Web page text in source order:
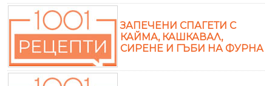
ЗАПЕЧЕНИ СПАГЕТИ С
КАЙМА, КАШКАВАЛ,
СИРЕНЕ И ГЪБИ НА ФУРНА